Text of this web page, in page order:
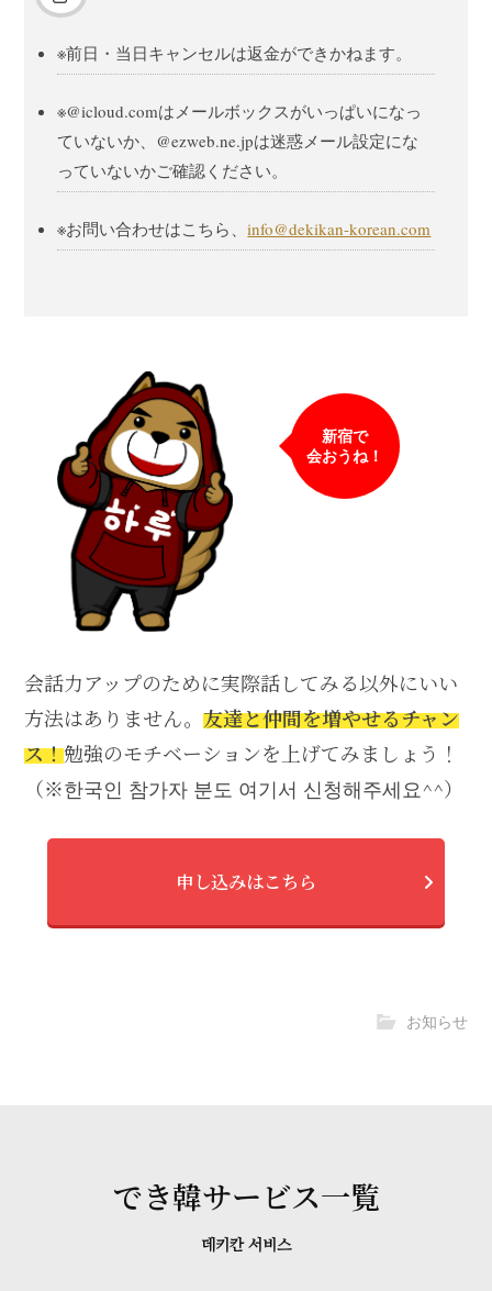
※前日・当日キャンセルは返金ができかねます。
※@icloud.comはメールボックスがいっぱいになっ
ていないか、@ezweb.ne.jpは迷惑メール設定にな
っていないかご確認ください。
※お問い合わせはこちら、info@dekikan-korean.com
新宿で
会おうね！
会話力アップのために実際話してみる以外にいい
方法はありません。友達と仲間を増やせるチャン
ス！勉強のモチベーションを上げてみましょう！
（※한국인 참가자 분도 여기서 신청해주세요^^）
申し込みはこちら
お知らせ
でき韓サービス一覧
데키칸 서비스